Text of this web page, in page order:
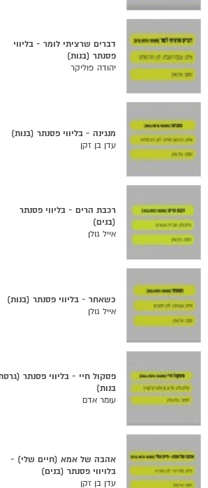
דברים שרציתי לומר - בליווי
פסנתר (בנות)
יהודה פוליקר
מנגינה - בליווי פסנתר (בנות)
עדן בן זקן
רכבת הרים - בליווי פסנתר
(בנים)
אייל גולן
כשאחר - בליווי פסנתר (בנות)
אייל גולן
פסקול חיי - בליווי פסנתר
בנות)
עומר אדם
אהבה של אמא (חיים שלי) -
בלויווי פסנתר (בנים)
עדן בן זקן